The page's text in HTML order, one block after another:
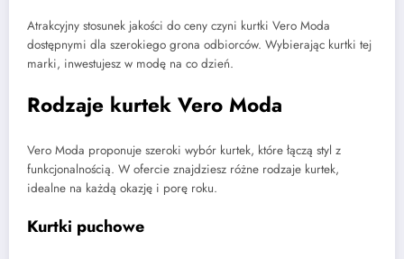
Atrakcyjny stosunek jakości do ceny czyni kurtki Vero Moda
dostępnymi dla szerokiego grona odbiorców. Wybierając kurtki tej
marki, inwestujesz w modę na co dzień.
Rodzaje kurtek Vero Moda
Vero Moda proponuje szeroki wybór kurtek, które łączą styl z
funkcjonalnością. W ofercie znajdziesz różne rodzaje kurtek,
idealne na każdą okazję i porę roku.
Kurtki puchowe